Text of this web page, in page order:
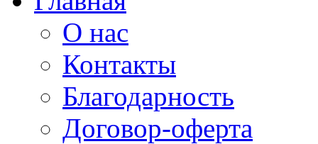
О нас
Контакты
Благодарность
Договор-оферта